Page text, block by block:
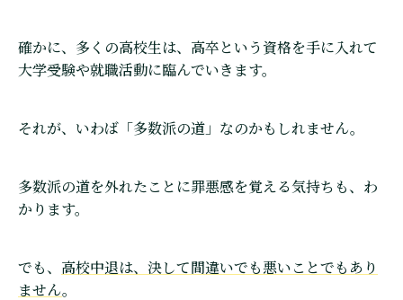
確かに、多くの高校生は、高卒という資格を手に入れて
大学受験や就職活動に臨んでいきます。
それが、いわば「多数派の道」なのかもしれません。
多数派の道を外れたことに罪悪感を覚える気持ちも、わ
かります。
でも、 高校中退は、決して間違いでも悪いことでもあり
ません。